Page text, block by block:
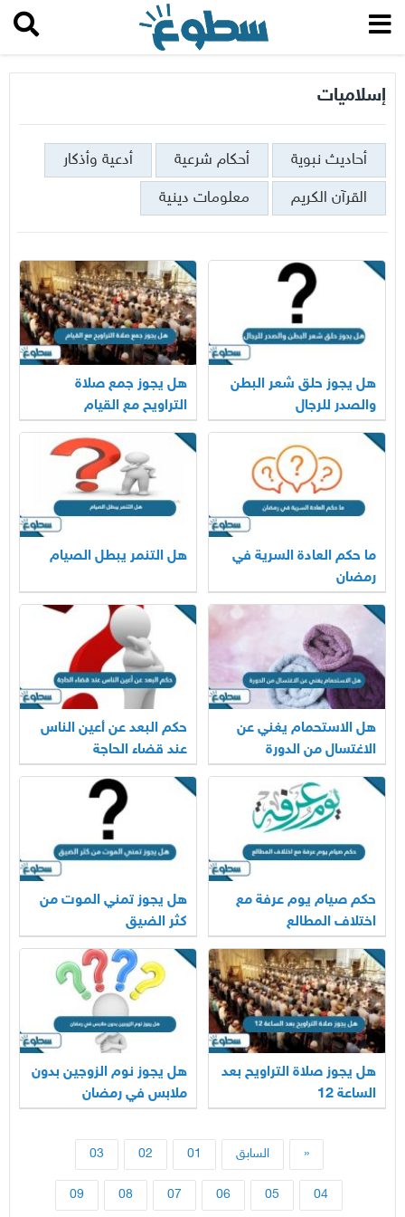
إسلاميات
أحاديث نبوية أحكام شرعية أدعية وأذكار
القرآن الكريم معلومات دينية
هل يجوز حلق شعر البطن
والصدر للرجال
هل يجوز جمع صلاة
التراويح مع القيام
ما حكم العادة السرية في
رمضان
هل التنمر يبطل الصيام
هل الاستحمام يغني عن
الاغتسال من الدورة
حكم البعد عن أعين الناس
عند قضاء الحاجة
حكم صيام يوم عرفة مع
اختلاف المطالع
هل يجوز تمني الموت من
كثر الضيق
هل يجوز صلاة التراويح بعد
الساعة 12
هل يجوز نوم الزوجين بدون
ملابس في رمضان
« السابق 01
02
03
04
05
06
07
08
09